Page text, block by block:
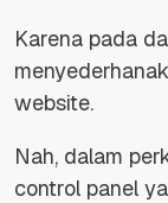
Karena pada
website.
Nah, dalam
control panel